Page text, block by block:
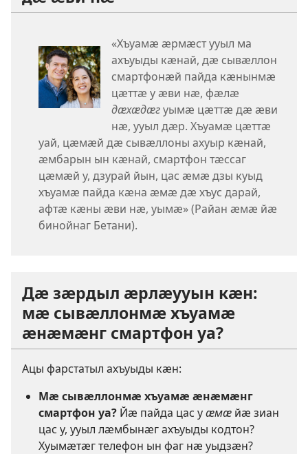
«Хъуамӕ ӕрмӕст ууыл ма
ахъуыды кӕнай, дӕ сывӕллон
смартфонӕй пайда кӕнынмӕ
цӕттӕ у ӕви нӕ, фӕлӕ
дӕхӕдӕгуымӕ цӕттӕ дӕ ӕви
нӕ, ууыл дӕр. Хъуамӕ цӕттӕ
уай, цӕмӕй дӕ сывӕллоны ахуыр кӕнай,
ӕмбарын ын кӕнай, смартфон тӕссаг
цӕмӕй у, дзурай йын, цас ӕмӕ дзы куыд
хъуамӕ пайда кӕна ӕмӕ дӕ хъус дарай,
афтӕ кӕны ӕви нӕ, уымӕ» (Райан ӕмӕ йӕ
бинойнаг Бетани).
Дӕ зӕрдыл ӕрлӕууын кӕн:
мӕ сывӕллонмӕ хъуамӕ
ӕнӕмӕнг смартфон уа?
Ацы фарстатыл ахъуыды кӕн:
Мӕ сывӕллонмӕ хъуамӕ ӕнӕмӕнг
смартфон уа? Йӕ пайда цас уӕмӕ йӕ зиан
цас у, ууыл лӕмбынӕг ахъуыды кодтон?
Хуымӕтӕг телефон ын фаг нӕ уыдзӕн?